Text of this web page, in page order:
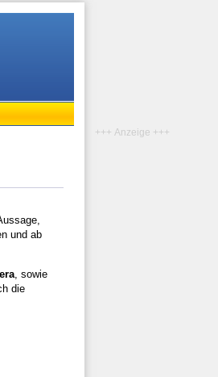
und ab
, sowie
die
+++ Anzeige +++